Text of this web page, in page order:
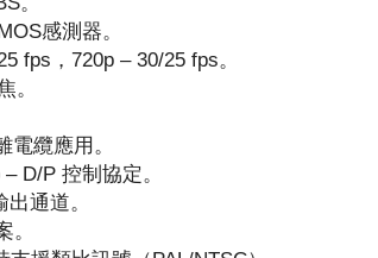
感測器。
fps，720p – 30/25 fps。
。
纜應用。
D/P 控制協定。
通道。